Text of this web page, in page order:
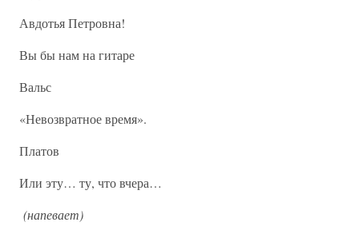
Авдотья Петровна!
Вы бы нам на гитаре
Вальс
«Невозвратное время».
Платов
Или эту… ту, что вчера…
(напевает)